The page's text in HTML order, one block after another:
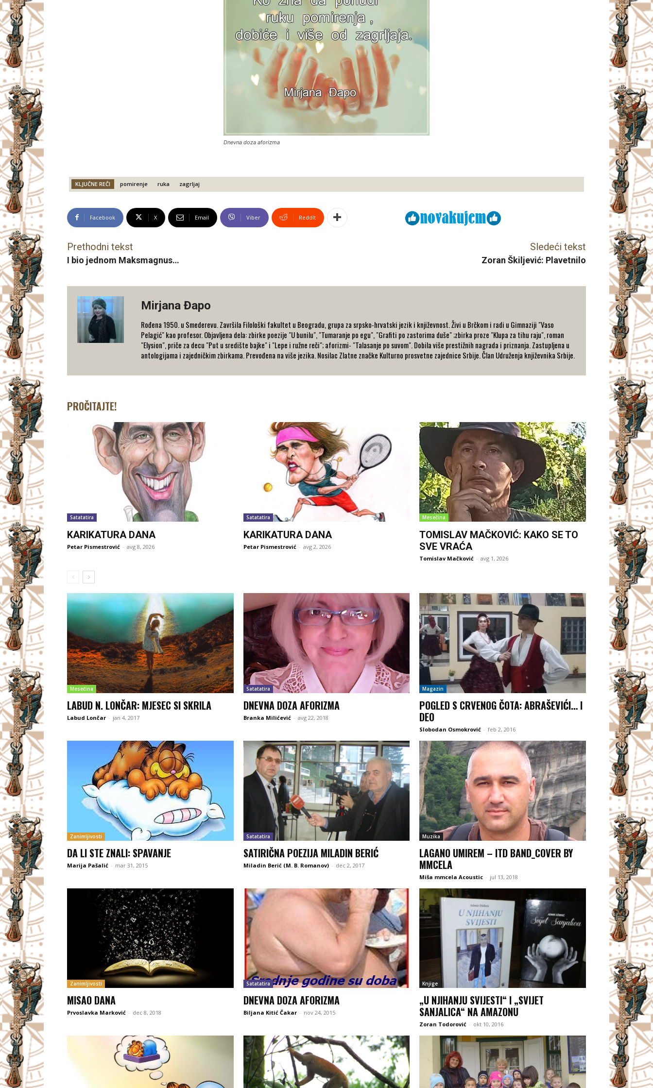
Dnevna doza aforizma
KLJUČNE REČI pomirenje ruka zagrljaj
Facebook X Email Viber ReddIt
Prethodni tekst
I bio jednom Maksmagnus…
Sledeći tekst
Zoran Škiljević: Plavetnilo
Mirjana Đapo
Rođena 1950. u Smederevu. Završila Filološki fakultet u Beogradu, grupa za srpsko-hrvatski jezik i književnost. Živi u Brčkom i radi u Gimnaziji "Vaso
Pelagić" kao profesor. Objavljena dela: zbirke poezije "U bunilu", "Tumaranje po egu", "Grafiti po zastorima duše" ;zbirka proze "Klupa za tihu raju", roman
"Elysion", priče za decu "Put u središte bajke" i "Lepe i ružne reči"; aforizmi- "Talasanje po suvom". Dobila više prestižnih nagrada i priznanja. Zastupljena u
antologijama i zajedničkim zbirkama. Prevođena na više jezika. Nosilac Zlatne značke Kulturno prosvetne zajednice Srbije. Član Udruženja književnika Srbije.
PROČITAJTE!
Satatatira
KARIKATURA DANA
Petar Pismestrović - avg 8, 2026
Satatatira
KARIKATURA DANA
Petar Pismestrović - avg 2, 2026
Mesečina
TOMISLAV MAČKOVIĆ: KAKO SE TO
SVE VRAĆA
Tomislav Mačković - avg 1, 2026
Mesečina
LABUD N. LONČAR: MJESEC SI SKRILA
Labud Lončar - jan 4, 2017
Satatatira
DNEVNA DOZA AFORIZMA
Branka Milićević - avg 22, 2018
Magazin
POGLED S CRVENOG ČOTA: ABRAŠEVIĆI… I
DEO
Slobodan Osmokrović - feb 2, 2016
Zanimljivosti
DA LI STE ZNALI: SPAVANJE
Marija Pašalić - mar 31, 2015
Satatatira
SATIRIČNA POEZIJA MILADIN BERIĆ
Miladin Berić (M. B. Romanov) - dec 2, 2017
Muzika
LAGANO UMIREM – ITD BAND_COVER BY
MMCELA
Miša mmcela Acoustic - jul 13, 2018
Zanimljivosti
MISAO DANA
Prvoslavka Marković - dec 8, 2018
Satatatira
DNEVNA DOZA AFORIZMA
Biljana Kitić Čakar - nov 24, 2015
Knjige
„U NJIHANJU SVIJESTI“ I „SVIJET
SANJALICA“ NA AMAZONU
Zoran Todorović - okt 10, 2016